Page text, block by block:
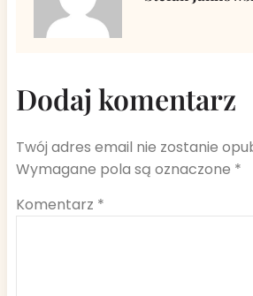
Dodaj komentarz
Twój adres email nie zostanie
Wymagane pola są oznaczone *
Komentarz *